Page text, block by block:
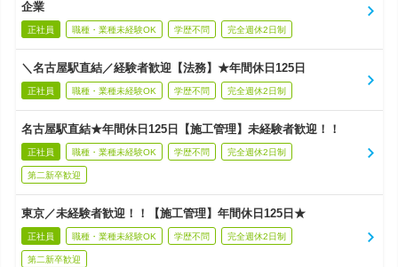
企業
正社員 職種・業種未経験OK 学歴不問 完全週休2日制
＼名古屋駅直結／経験者歓迎【法務】★年間休日125日
正社員 職種・業種未経験OK 学歴不問 完全週休2日制
名古屋駅直結★年間休日125日【施工管理】未経験者歓迎！！
正社員 職種・業種未経験OK 学歴不問 完全週休2日制
第二新卒歓迎
東京／未経験者歓迎！！【施工管理】年間休日125日★
正社員 職種・業種未経験OK 学歴不問 完全週休2日制
第二新卒歓迎